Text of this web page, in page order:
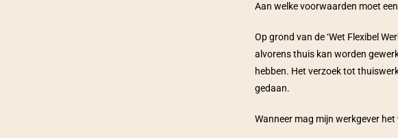
Aan welke voorwaarden moet
Op grond van de ‘Wet Flexibel
alvorens thuis kan worden
hebben. Het verzoek tot
gedaan.
Wanneer mag mijn werkgever